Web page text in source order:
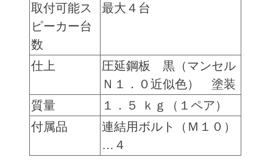
取付可能ス
ピーカー台
数
最大４台
仕上
圧延鋼板 黒（マンセル
Ｎ１．０近似色） 塗装
質量
１．５ ｋｇ（１ペア）
付属品
連結用ボルト（Ｍ１０）
…４